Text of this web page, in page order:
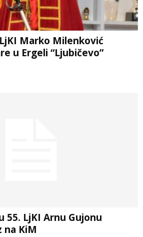
Marko Milenković
u Ergeli “Ljubičevo”
55. LjKI Arnu Gujonu
na KiM